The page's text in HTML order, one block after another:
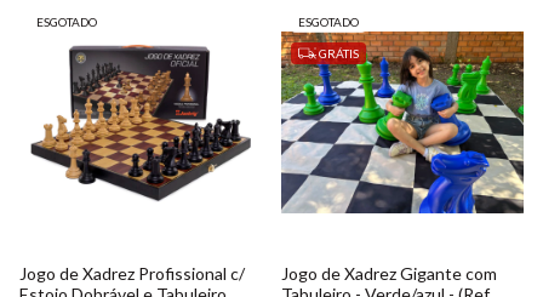
ESGOTADO
Jogo de Xadrez Profissional c/
ESGOTADO
GRÁTIS
Jogo de Xadrez Gigante com